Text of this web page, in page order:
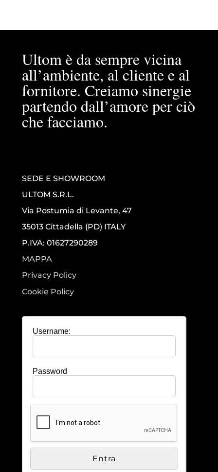
Ultom è da sempre vicina
all’ambiente, al cliente e al
fornitore. Creiamo sinergie
partendo dall’amore per ciò
che facciamo.
SEDE E SHOWROOM
ULTOM S.R.L.
Via Postumia di Levante, 47
35013 Cittadella (PD) ITALY
P.IVA: 01627290289
MAPPA
Privacy Policy
Cookie Policy
Username:
Password